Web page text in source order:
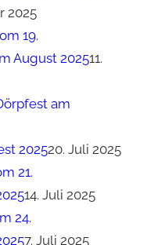
2025
19.
August 202511.
am
202520. Juli 2025
21.
14. Juli 2025
24.
7. Juli 2025